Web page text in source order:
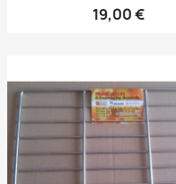
19,00 €